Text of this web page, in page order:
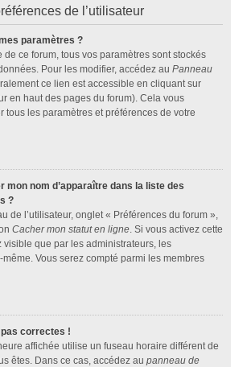
de l’utilisateur
paramètres ?
de ce forum, tous vos paramètres sont stockés
Pour les modifier, accédez au Panneau
ce lien est accessible en cliquant sur
en haut des pages du forum). Cela vous
tous les paramètres et préférences de votre
mon nom d’apparaître dans la liste des
?
de l’utilisateur, onglet « Préférences du forum »,
Cacher mon statut en ligne. Si vous activez cette
visible que par les administrateurs, les
Vous serez compté parmi les membres
correctes !
affichée utilise un fuseau horaire différent de
êtes. Dans ce cas, accédez au panneau de